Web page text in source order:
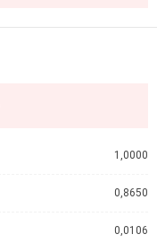
1,0000
0,8650
0,0106